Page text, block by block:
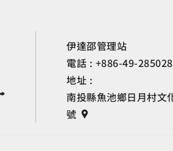
伊達邵管理站
電話 : +886-49-
地址 :
南投縣魚池鄉日月村文
號